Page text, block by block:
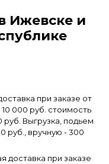
Ижевске и
при заказе от
000 руб. стоимость
руб. Выгрузка, подьем
руб., вручную - 300
доставка при заказе